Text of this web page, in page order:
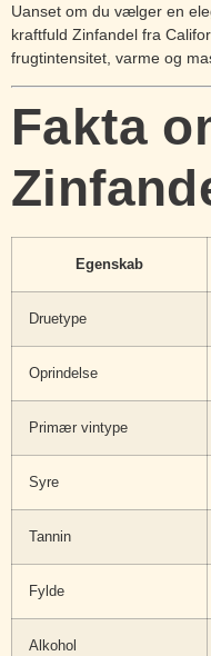
Uanset om du vælger en
kraftfuld Zinfandel fra
frugtintensitet, varme og
Fakta
Egenskab
Druetype
Oprindelse
Primær vintype
Syre
Tannin
Fylde
Alkohol